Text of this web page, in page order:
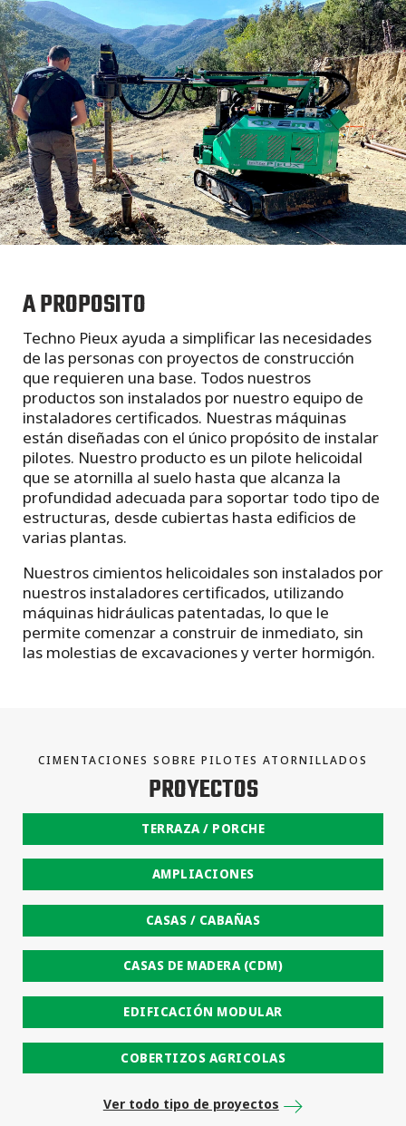
A PROPOSITO
Techno Pieux ayuda a simplificar las necesidades
de las personas con proyectos de construcción
que requieren una base. Todos nuestros
productos son instalados por nuestro equipo de
instaladores certificados. Nuestras máquinas
están diseñadas con el único propósito de instalar
pilotes. Nuestro producto es un pilote helicoidal
que se atornilla al suelo hasta que alcanza la
profundidad adecuada para soportar todo tipo de
estructuras, desde cubiertas hasta edificios de
varias plantas.
Nuestros cimientos helicoidales son instalados por
nuestros instaladores certificados, utilizando
máquinas hidráulicas patentadas, lo que le
permite comenzar a construir de inmediato, sin
las molestias de excavaciones y verter hormigón.
CIMENTACIONES SOBRE PILOTES ATORNILLADOS
PROYECTOS
TERRAZA / PORCHE
AMPLIACIONES
CASAS / CABAÑAS
CASAS DE MADERA (CDM)
EDIFICACIÓN MODULAR
COBERTIZOS AGRICOLAS
Ver todo tipo de proyectos